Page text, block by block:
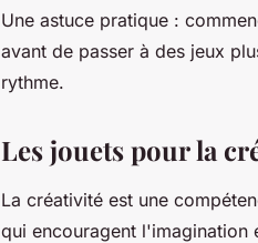
Une astuce pratique :
avant de passer à des jeux
rythme.
Les jouets pour la
La créativité est une
qui encouragent l'imagination